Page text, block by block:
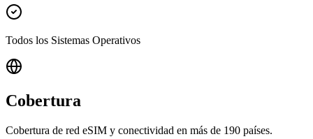
Todos los Sistemas Operativos
Cobertura
Cobertura de red eSIM y conectividad en más de 190 países.